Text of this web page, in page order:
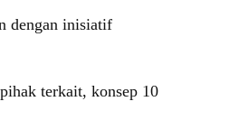
dengan inisiatif
terkait, konsep 10